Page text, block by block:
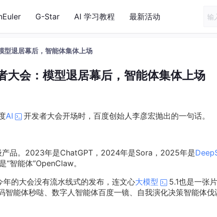
G-Star AI 学习教程 最新活动
型退居幕后，智能体集体上场
会：模型退居幕后，智能体集体上场
AI 开发者大会开场时，百度创始人李彦宏抛出的一句话。
品。2023年是ChatGPT，2024年是Sora，2025年是
智能体”OpenClaw。
年的大会没有流水线式的发布，连文心大模型
5.1也是一张
能体秒哒、数字人智能体百度一镜、自我演化决策智能体伐